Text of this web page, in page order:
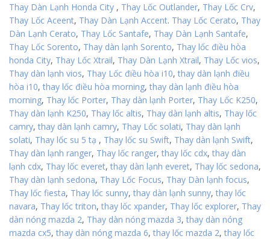
Thay Dàn Lạnh Honda City , Thay Lốc Outlander, Thay Lốc Crv,
Thay Lốc Aceent, Thay Dàn Lạnh Accent. Thay Lốc Cerato, Thay
Dàn Lạnh Cerato, Thay Lốc Santafe, Thay Dàn Lạnh Santafe,
Thay Lốc Sorento, Thay dàn lạnh Sorento, Thay lốc điều hòa
honda City, Thay Lốc Xtrail, Thay Dàn Lạnh Xtrail, Thay Lốc vios,
Thay dàn lạnh vios, Thay Lốc điều hòa i10, thay dàn lạnh điều
hòa i10, thay lốc điều hòa morning, thay dàn lạnh điều hòa
morning, Thay lốc Porter, Thay dàn lạnh Porter, Thay Lốc K250,
Thay dàn lạnh K250, Thay lốc altis, Thay dàn lạnh altis, Thay lốc
camry, thay dàn lạnh camry, Thay Lốc solati, Thay dàn lạnh
solati, Thay lốc su 5 tạ , Thay lốc su Swift, Thay dàn lạnh Swift,
Thay dàn lạnh ranger, Thay lốc ranger, thay lốc cdx, thay dàn
lạnh cdx, Thay lốc everet, thay dàn lạnh everet, Thay lốc sedona,
Thay dàn lạnh sedona, Thay Lốc Focus, Thay Dàn lạnh focus,
Thay lốc fiesta, Thay lốc sunny, thay dàn lạnh sunny, thay lốc
navara, Thay lốc triton, thay lốc xpander, Thay lốc explorer, Thay
dàn nóng mazda 2, Thay dàn nóng mazda 3, thay dàn nóng
mazda cx5, thay dàn nóng mazda 6, thay lốc mazda 2, thay lốc